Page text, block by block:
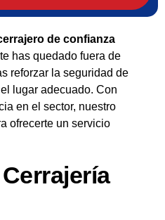
de confianza
has quedado fuera de
reforzar la seguridad de
lugar adecuado. Con
en el sector, nuestro
ofrecerte un servicio